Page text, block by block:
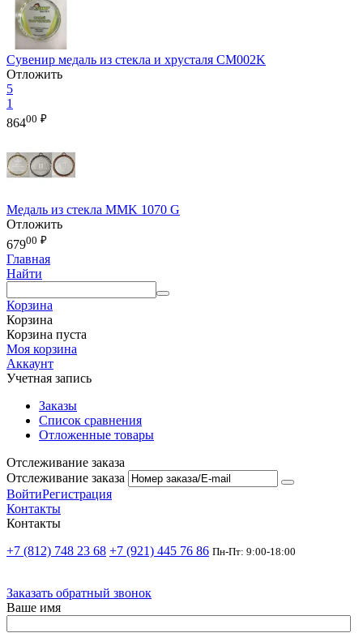
Сувенир медаль из стекла и хрусталя CM002K
Отложить
5
1
86400 ₽
Медаль из стекла MMK 1070 G
Отложить
67900 ₽
Главная
Найти
Корзина
Корзина
Корзина пуста
Моя корзина
Аккаунт
Учетная запись
Заказы
Список сравнения
Отложенные товары
Отслеживание заказа
Отслеживание заказа
ВойтиРегистрация
Контакты
Контакты
+7 (812) 748 23 68 +7 (921) 445 76 86 Пн-Пт: 9:00-18:00
Заказать обратный звонок
Ваше имя